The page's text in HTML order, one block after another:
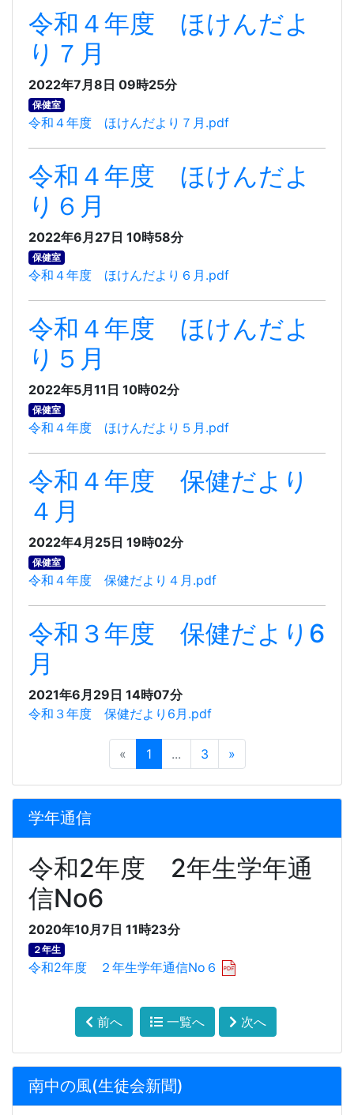
令和４年度 ほけんだよ
り７月
2022年7月8日 09時25分
保健室
令和４年度 ほけんだより７月.pdf
令和４年度 ほけんだよ
り６月
2022年6月27日 10時58分
保健室
令和４年度 ほけんだより６月.pdf
令和４年度 ほけんだよ
り５月
2022年5月11日 10時02分
保健室
令和４年度 ほけんだより５月.pdf
令和４年度 保健だより
４月
2022年4月25日 19時02分
保健室
令和４年度 保健だより４月.pdf
令和３年度 保健だより6
月
2021年6月29日 14時07分
令和３年度 保健だより6月.pdf
« 1 ... 3 »
学年通信
令和2年度 2年生学年通
信No6
2020年10月7日 11時23分
２年生
令和2年度 ２年生学年通信No６
前へ 一覧へ 次へ
南中の風(生徒会新聞)